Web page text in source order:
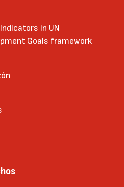
in UN
Goals framework